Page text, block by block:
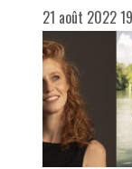
21 août 2022